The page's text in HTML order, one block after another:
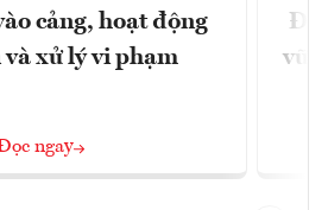
cảng, hoạt động
xử lý vi phạm
ngay